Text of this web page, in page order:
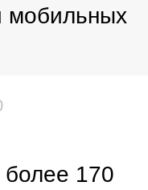
мобильных
более 170